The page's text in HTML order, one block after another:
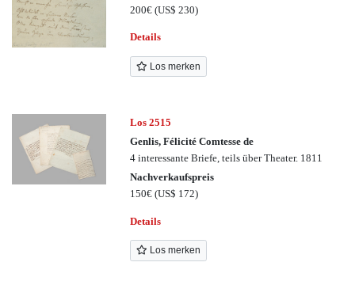
200€(US$ 230)
Details
Los merken
Los 2515
Genlis, Félicité Comtesse de
4 interessante Briefe, teils über Theater. 1811
Nachverkaufspreis
150€(US$ 172)
Details
Los merken